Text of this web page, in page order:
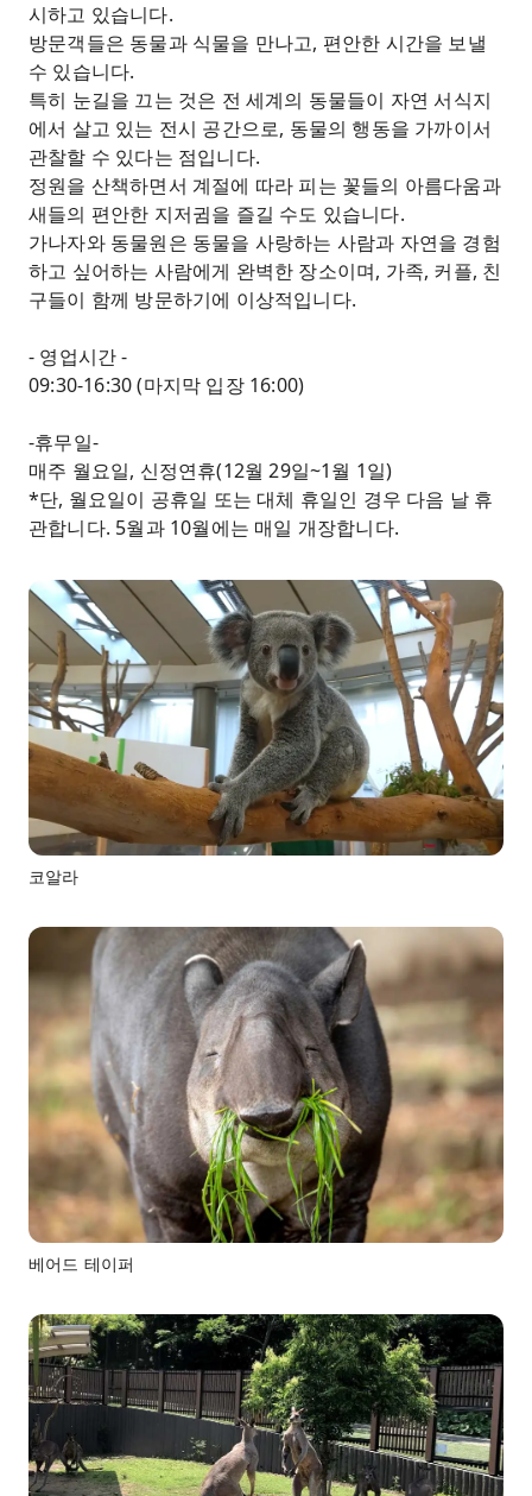
시하고 있습니다.
방문객들은 동물과 식물을 만나고, 편안한 시간을 보낼
수 있습니다.
특히 눈길을 끄는 것은 전 세계의 동물들이 자연 서식지
에서 살고 있는 전시 공간으로, 동물의 행동을 가까이서
관찰할 수 있다는 점입니다.
정원을 산책하면서 계절에 따라 피는 꽃들의 아름다움과
새들의 편안한 지저귐을 즐길 수도 있습니다.
가나자와 동물원은 동물을 사랑하는 사람과 자연을 경험
하고 싶어하는 사람에게 완벽한 장소이며, 가족, 커플, 친
구들이 함께 방문하기에 이상적입니다.
- 영업시간 -
09:30-16:30 (마지막 입장 16:00)
-휴무일-
매주 월요일, 신정연휴(12월 29일~1월 1일)
*단, 월요일이 공휴일 또는 대체 휴일인 경우 다음 날 휴
관합니다. 5월과 10월에는 매일 개장합니다.
코알라
베어드 테이퍼